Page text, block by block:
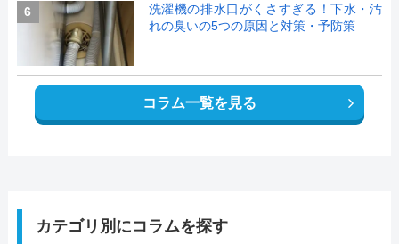
6
洗濯機の排水口がくさすぎる！下水・汚
れの臭いの5つの原因と対策・予防策
コラム一覧を見る
カテゴリ別にコラムを探す